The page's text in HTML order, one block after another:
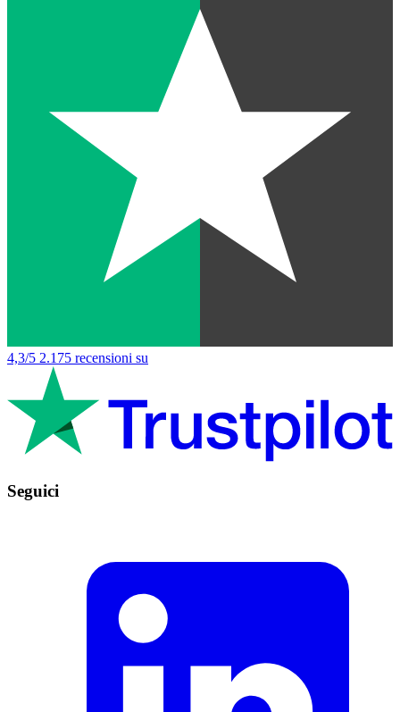
4,3/5 2.175 recensioni su
Seguici